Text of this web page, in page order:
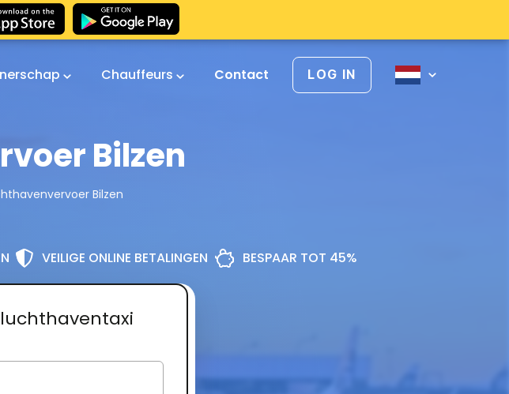
Chauffeurs Contact LOG IN
Bilzen
Bilzen
VEILIGE ONLINE BETALINGEN BESPAAR TOT 45%